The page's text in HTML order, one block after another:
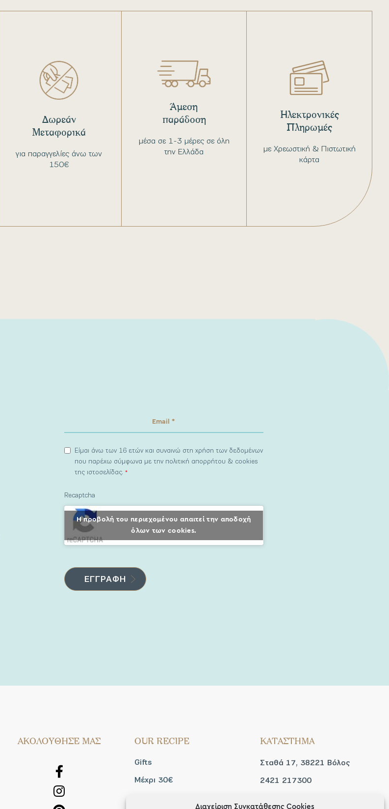
Διαχείριση Συγκατάθεσης Cookies
για παραγγελίες άνω των
150€
Δωρεάν
Μεταφορικά
μέσα σε 1-3 μέρες σε όλη
την Ελλάδα
Άμεση
παράδοση
με Χρεωστική & Πιστωτική
κάρτα
Ηλεκτρονικές
Πληρωμές
Είμαι άνω των 16 ετών και συναινώ στη χρήση των δεδομένων
που παρέχω σύμφωνα με την πολιτική απορρήτου & cookies
της ιστοσελίδας.*
Recaptcha
Η προβολή του περιεχομένου απαιτεί την αποδοχή
όλων των cookies.
AΚΟΛΟΥΘΗΣΕ ΜΑΣ OUR RECIPE
Gifts
Μέχρι 30€
ΚΑΤΑΣΤΗΜΑ
Σταθά 17, 38221 Βόλος
2421 217300